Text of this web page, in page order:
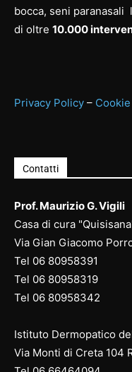
bocca, seni paranasali
di oltre 10.000
Privacy Policy –
Contatti
Prof. Maurizio G. Vigili
Casa di cura
Via Gian Giacomo
Tel 06 80958391
Tel 06 80958319
Tel 06 80958342
Istituto Dermopatico
Via Monti di Creta 104